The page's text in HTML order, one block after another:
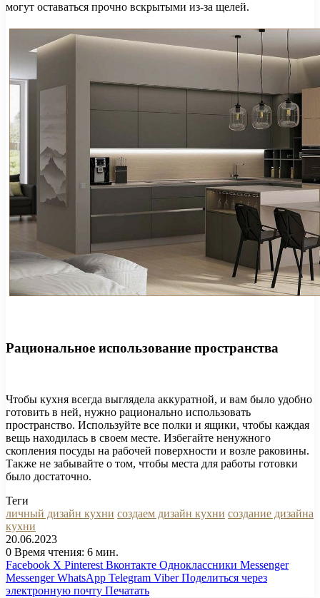
могут оставаться прочно вскрытыми из-за щелей.
Рациональное использование пространства
Чтобы кухня всегда выглядела аккуратной, и вам было удобно
готовить в ней, нужно рационально использовать
пространство. Используйте все полки и ящики, чтобы каждая
вещь находилась в своем месте. Избегайте ненужного
скопления посуды на рабочей поверхности и возле раковины.
Также не забывайте о том, чтобы места для работы готовки
было достаточно.
Теги
личный дизайн кухни создаем дизайн кухни создание дизайна
кухни
20.06.2023
0 Время чтения: 6 мин.
Facebook X Pinterest Вконтакте Одноклассники Messenger
Messenger WhatsApp Telegram Viber Поделиться через
электронную почту Печатать